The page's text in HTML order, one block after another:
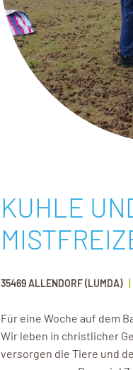
KUHLE
35469 ALLENDORF (LUMDA)
Für eine Woche auf dem
Wir leben in christlicher
versorgen die Tiere und